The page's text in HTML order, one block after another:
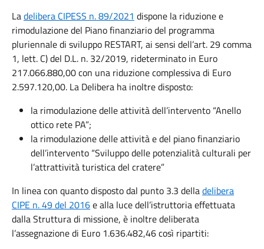
Ladelibera CIPESS n. 89/2021 dispone la riduzione e
rimodulazione del Piano finanziario del programma
pluriennale di sviluppo RESTART, ai sensi dell’art. 29 comma
1, lett. C) del D.L. n. 32/2019, rideterminato in Euro
217.066.880,00 con una riduzione complessiva di Euro
2.597.120,00. La Delibera ha inoltre disposto:
la rimodulazione delle attività dell’intervento “Anello
ottico rete PA”;
la rimodulazione delle attività e del piano finanziario
dell’intervento “Sviluppo delle potenzialità culturali per
l’attrattività turistica del cratere”
In linea con quanto disposto dal punto 3.3 delladelibera
CIPE n. 49 del 2016e alla luce dell’istruttoria effettuata
dalla Struttura di missione, è inoltre deliberata
l’assegnazione di Euro 1.636.482,46 così ripartiti: